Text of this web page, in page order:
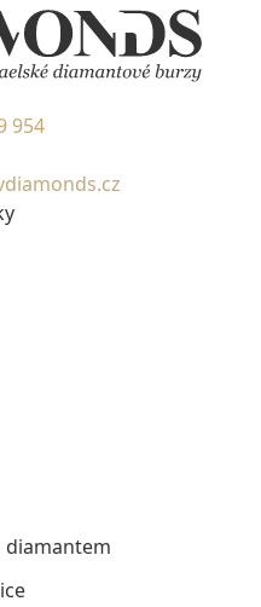
954
diamantem